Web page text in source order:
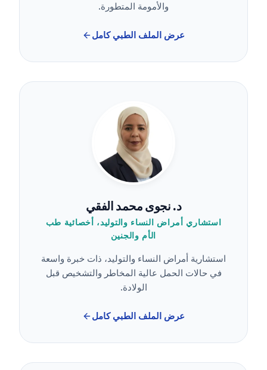
والأمومة المتطورة.
عرض الملف الطبي كامل
د. نجوى محمد الفقي
استشاري أمراض النساء والتوليد، أخصائية طب
الأم والجنين
استشارية أمراض النساء والتوليد، ذات خبرة واسعة
في حالات الحمل عالية المخاطر والتشخيص قبل
الولادة.
عرض الملف الطبي كامل